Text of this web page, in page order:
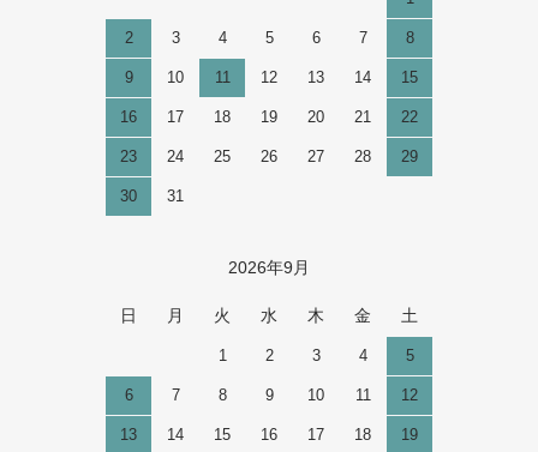
2 3 4 5 6 7 8
9 10 11 12 13 14 15
16 17 18 19 20 21 22
23 24 25 26 27 28 29
30 31
2026年9月
日 月 火 水 木 金 土
1 2 3 4 5
6 7 8 9 10 11 12
13 14 15 16 17 18 19